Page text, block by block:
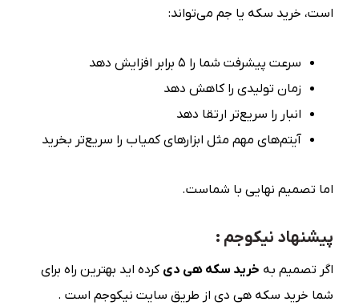
است، خرید سکه یا جم می‌تواند:
سرعت پیشرفت شما را ۵ برابر افزایش دهد
زمان تولیدی را کاهش دهد
انبار را سریع‌تر ارتقا دهد
آیتم‌های مهم مثل ابزارهای کمیاب را سریع‌تر بخرید
اما تصمیم نهایی با شماست.
پیشنهاد نیکوجم :
اگر تصمیم به خرید سکه هی دی کرده اید بهترین راه برای
شما خرید سکه هی دی از طریق سایت نیکوجم است .